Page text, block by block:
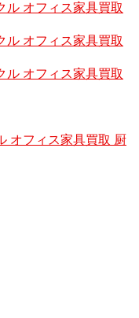
ル オフィス家具買取
ル オフィス家具買取
ル オフィス家具買取
オフィス家具買取 厨